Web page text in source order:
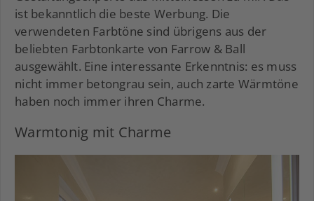
ist bekanntlich die beste Werbung. Die
verwendeten Farbtöne sind übrigens aus der
beliebten Farbtonkarte von Farrow & Ball
ausgewählt. Eine interessante Erkenntnis: es muss
nicht immer betongrau sein, auch zarte Wärmtöne
haben noch immer ihren Charme.
Warmtonig mit Charme